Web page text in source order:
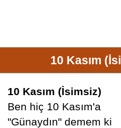
10 Kasım
10 Kasım (İsimsiz)
Ben hiç 10 Kasım'a
"Günaydın" demem ki